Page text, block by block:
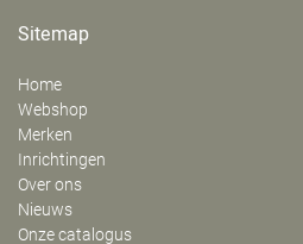
Sitemap
Home
Webshop
Merken
Inrichtingen
Over ons
Nieuws
Onze catalogus